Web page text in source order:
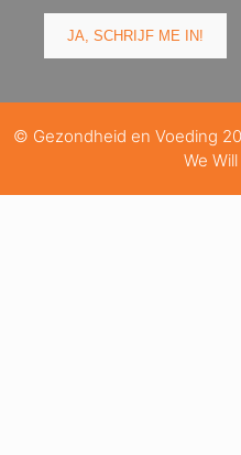
© Gezondheid en Voeding
We